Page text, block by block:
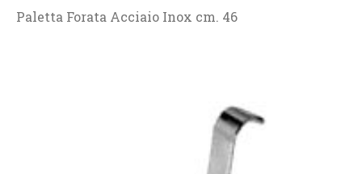
Paletta Forata Acciaio Inox cm. 46